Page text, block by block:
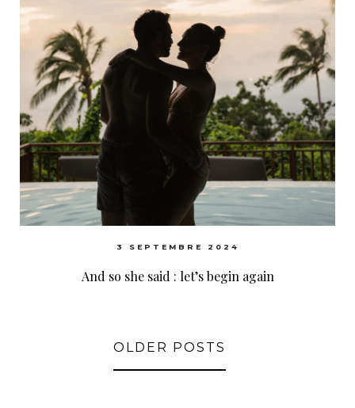
3 SEPTEMBRE 2024
And so she said : let’s begin again
OLDER POSTS